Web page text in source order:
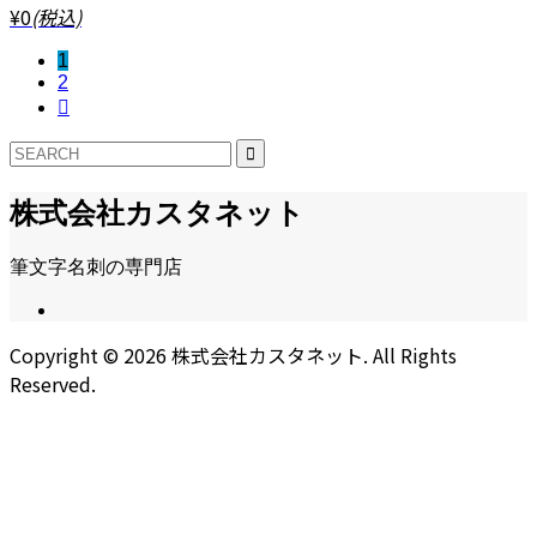
¥0(税込)
1
2

株式会社カスタネット
筆文字名刺の専門店
Copyright © 2026株式会社カスタネット. All Rights
Reserved.